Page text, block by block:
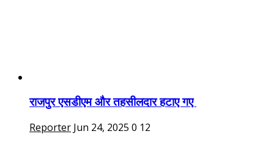
राजपुर एसडीएम और तहसीलदार हटाए गए
Reporter Jun 24, 2025 0 12